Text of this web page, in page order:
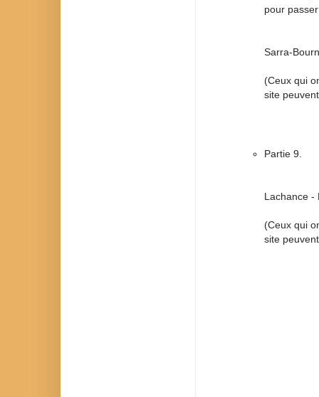
pour
Sarra-
(Ceux qui
site
Partie 9.
Lachance -
(Ceux qui
site